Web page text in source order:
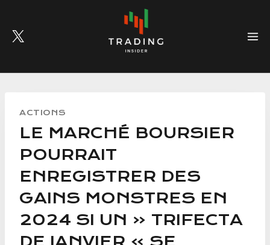
content
ACTIONS
LE MARCHÉ BOURSIER
POURRAIT
ENREGISTRER DES
GAINS MONSTRES EN
2024 SI UN « TRIFECTA